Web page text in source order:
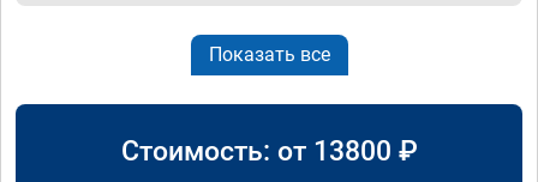
Показать все
Стоимость: от 13800 ₽